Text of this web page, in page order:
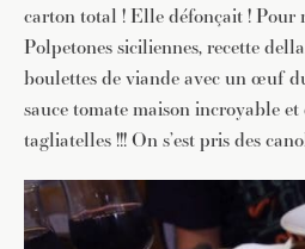
carton total ! Elle défonçait ! Pour
Polpetones siciliennes, recette
boulettes de viande avec un œuf
sauce tomate maison incroyable
tagliatelles !!! On s’est pris des